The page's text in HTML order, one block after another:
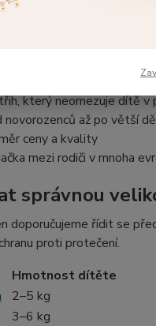
vybírají Dada
pro dlouhotrvající pocit
povrch šetrný k citlivé
manžety pomáhají chránit
který neomezuje dítě v
až po větší
ceny a kvality
mezi rodiči v mnoha
správnou
doporučujeme řídit se
proti protečení.
Hmotnost dítěte
2–5 kg
3–6 kg